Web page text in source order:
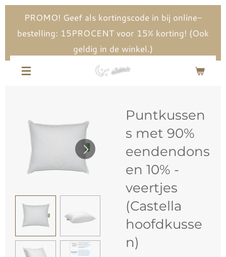
direct
de
hoofdinhoud
PROMO! Geef als kortingscode in bij online-
bestelling: 15PROCENT voor 15% korting! (Ook
geldig in de winkel.)
Puntkussen
s met 90%
eendendons
en 10% -
veertjes
(Castella
hoofdkusse
n)